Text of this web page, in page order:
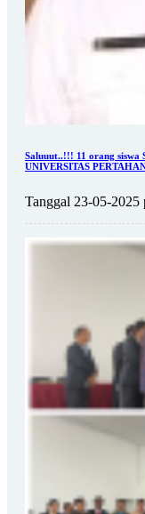
Saluuut..!!! 11 orang siswa
UNIVERSITAS
Tanggal 23-05-2025